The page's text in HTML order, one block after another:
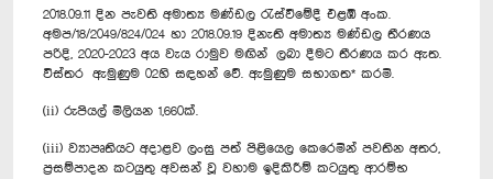
2018.09.11 දින පැවති අමාත්‍ය මණ්ඩල රැස්වීමේදී එළඹි අංක.
අමප/18/2049/824/024 හා 2018.09.19 දිනැති අමාත්‍ය මණ්ඩල තීරණය
පරිදි, 2020-2023 අය වැය රාමුව මඟින් ලබා දීමට තීරණය කර ඇත.
විස්තර ඇමුණුම 02හි සඳහන් වේ. ඇමුණුම සභාගත* කරමි.
(ii) රුපියල් මිලියන 1,660ක්.
(iii) ව්‍යාපෘතියට අදාළව ලංසු පත් පිළියෙල කෙරෙමින් පවතින අතර,
ප්‍රසම්පාදන කටයුතු අවසන් වූ වහාම ඉදිකිරීම් කටයුතු ආරම්භ